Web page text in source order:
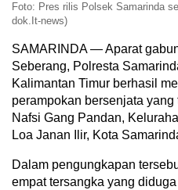
Foto: Pres rilis Polsek Samarinda
dok.It-news)
SAMARINDA — Aparat
Seberang, Polresta
Kalimantan Timur berhasil
perampokan bersenjata
Nafsi Gang Pandan,
Loa Janan Ilir, Kota
Dalam pengungkapan
empat tersangka yang